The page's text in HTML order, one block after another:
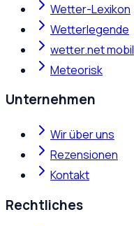
Wetter-Lexikon
Wetterlegende
wetter.net mobil
Meteorisk
Unternehmen
Wir über uns
Rezensionen
Kontakt
Rechtliches